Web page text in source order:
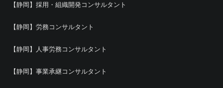
【静岡】採用・組織開発コンサルタント
【静岡】労務コンサルタント
【静岡】人事労務コンサルタント
【静岡】事業承継コンサルタント